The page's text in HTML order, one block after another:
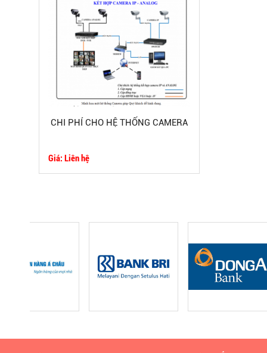
CHI PHÍ CHO HỆ THỐNG CAMERA
Giá: Liên hệ